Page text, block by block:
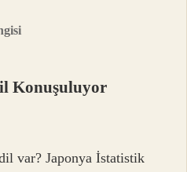
Konuşuluyor
var? Japonya İstatistik